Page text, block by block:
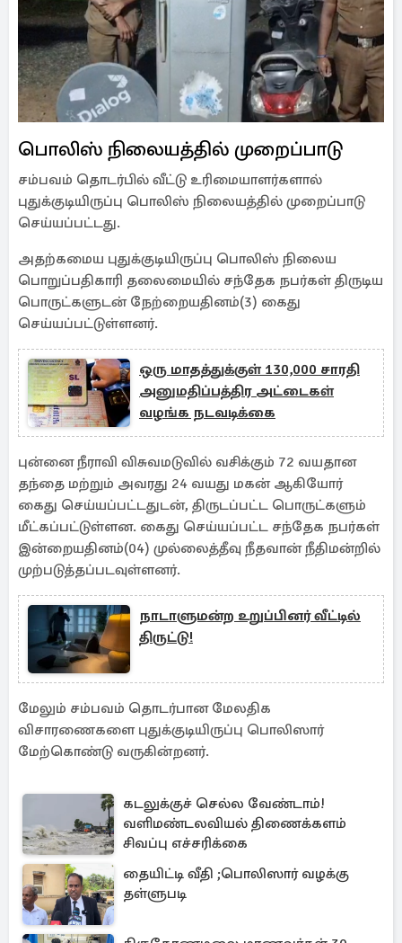
பொலிஸ் நிலையத்தில் முறைப்பாடு
சம்பவம் தொடர்பில் வீட்டு உரிமையாளர்களால்
புதுக்குடியிருப்பு பொலிஸ் நிலையத்தில் முறைப்பாடு
செய்யப்பட்டது.
அதற்கமைய புதுக்குடியிருப்பு பொலிஸ் நிலைய
பொறுப்பதிகாரி தலைமையில் சந்தேக நபர்கள் திருடிய
பொருட்களுடன் நேற்றையதினம்(3) கைது
செய்யப்பட்டுள்ளனர்.
ஒரு மாதத்துக்குள் 130,000 சாரதி
அனுமதிப்பத்திர அட்டைகள்
வழங்க நடவடிக்கை
புன்னை நீராவி விசுவமடுவில் வசிக்கும் 72 வயதான
தந்தை மற்றும் அவரது 24 வயது மகன் ஆகியோர்
கைது செய்யப்பட்டதுடன், திருடப்பட்ட பொருட்களும்
மீட்கப்பட்டுள்ளன. கைது செய்யப்பட்ட சந்தேக நபர்கள்
இன்றையதினம்(04) முல்லைத்தீவு நீதவான் நீதிமன்றில்
முற்படுத்தப்படவுள்ளனர்.
நாடாளுமன்ற உறுப்பினர் வீட்டில்
திருட்டு!
மேலும் சம்பவம் தொடர்பான மேலதிக
விசாரணைகளை புதுக்குடியிருப்பு பொலிஸார்
மேற்கொண்டு வருகின்றனர்.
கடலுக்குச் செல்ல வேண்டாம்!
வளிமண்டலவியல் திணைக்களம்
சிவப்பு எச்சரிக்கை
தையிட்டி வீதி ;பொலிஸார் வழக்கு
தள்ளுபடி